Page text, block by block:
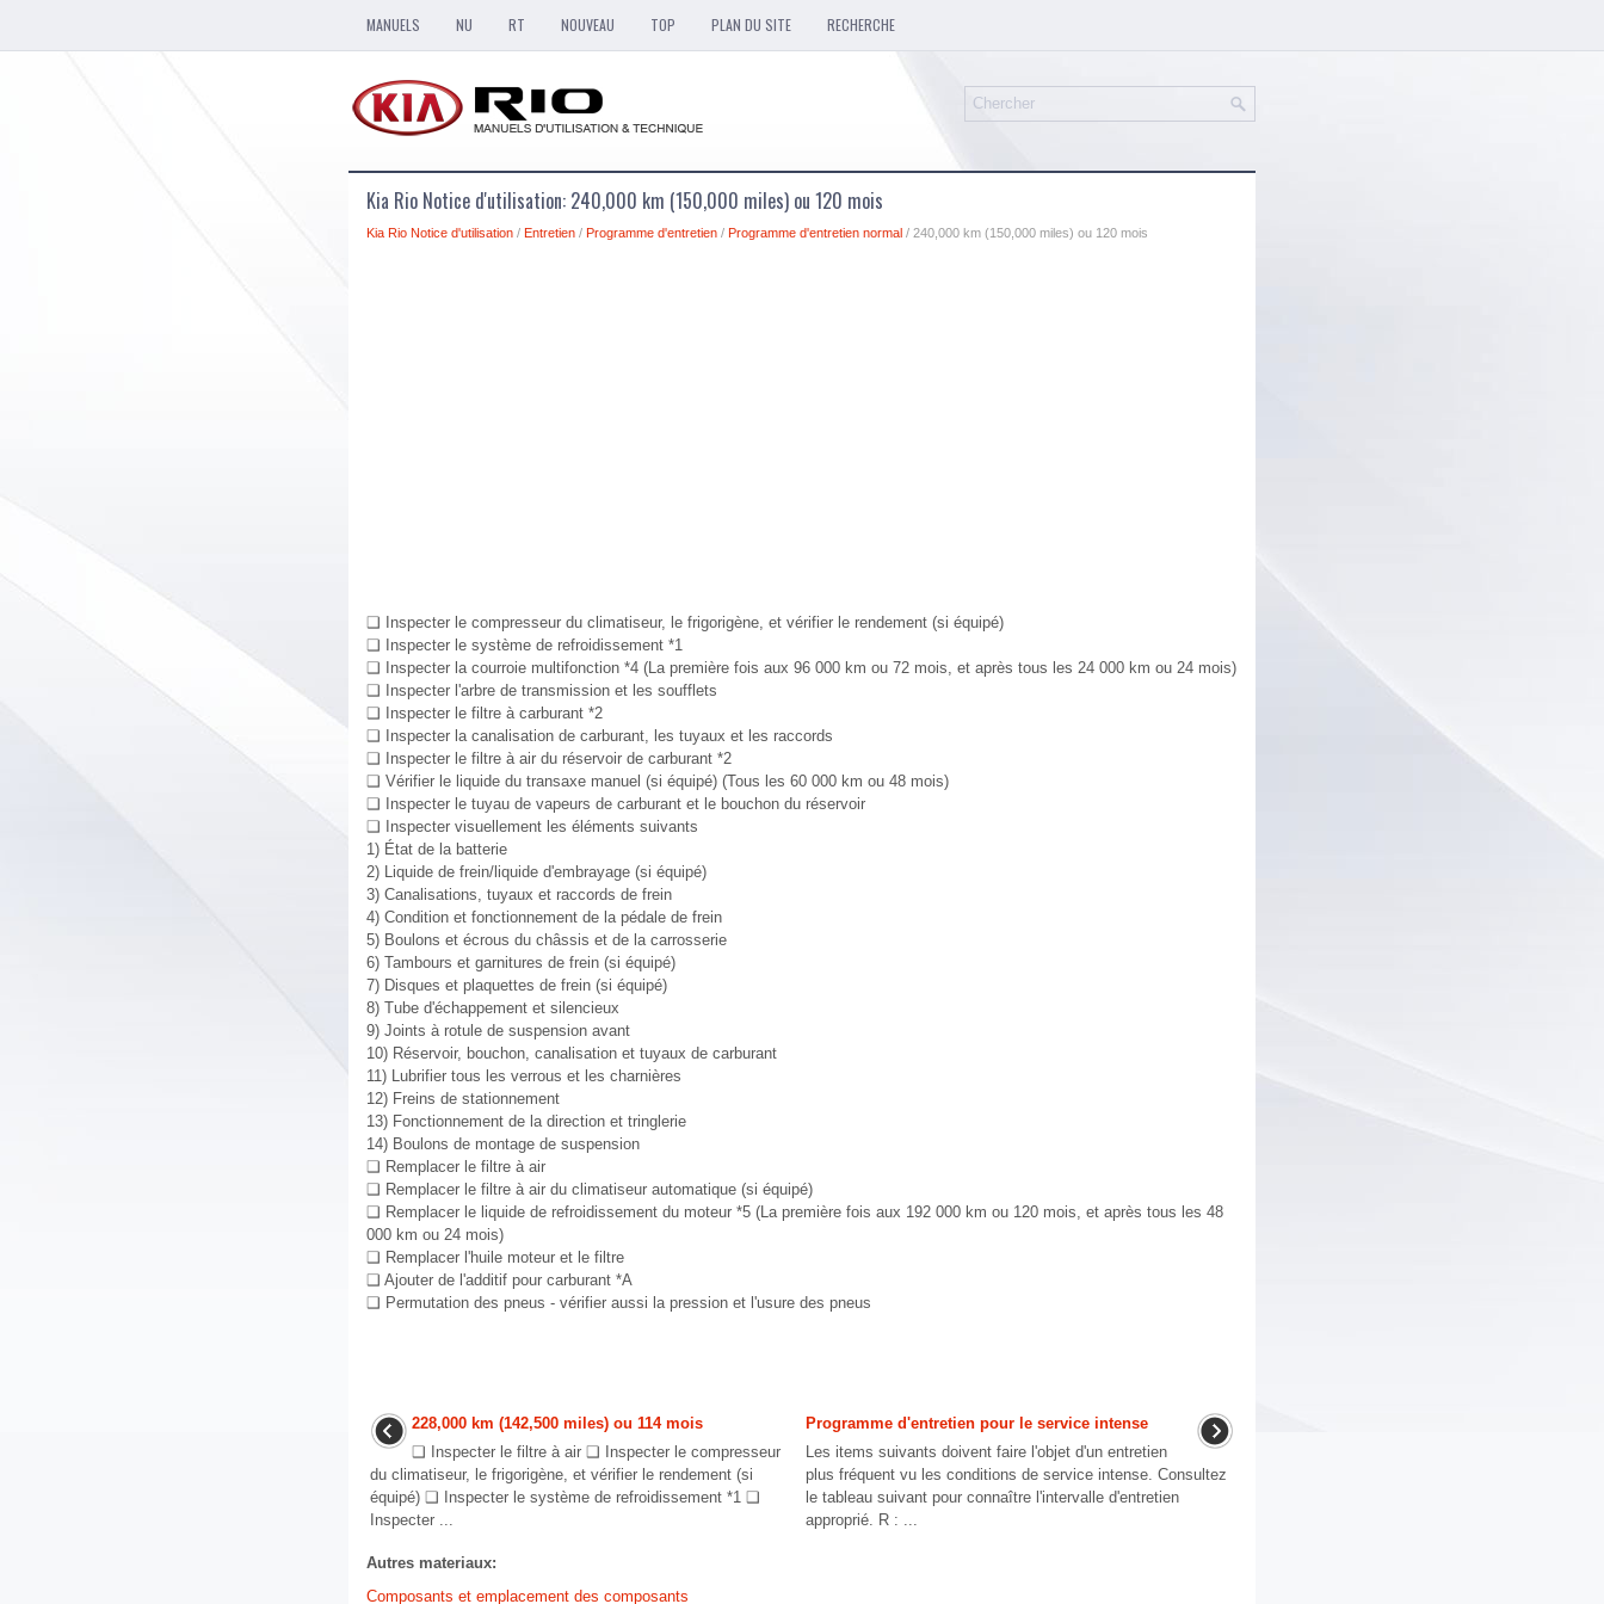
MANUELS NU RT NOUVEAU TOP PLAN DU SITE RECHERCHE
Kia Rio Notice d'utilisation: 240,000 km (150,000 miles) ou 120 mois
Kia Rio Notice d'utilisation / Entretien / Programme d'entretien / Programme d'entretien normal / 240,000 km (150,000 miles) ou 120 mois
❑ Inspecter le compresseur du climatiseur, le frigorigène, et vérifier le rendement (si équipé)
❑ Inspecter le système de refroidissement *1
❑ Inspecter la courroie multifonction *4 (La première fois aux 96 000 km ou 72 mois, et après tous les 24 000 km ou 24 mois)
❑ Inspecter l'arbre de transmission et les soufflets
❑ Inspecter le filtre à carburant *2
❑ Inspecter la canalisation de carburant, les tuyaux et les raccords
❑ Inspecter le filtre à air du réservoir de carburant *2
❑ Vérifier le liquide du transaxe manuel (si équipé) (Tous les 60 000 km ou 48 mois)
❑ Inspecter le tuyau de vapeurs de carburant et le bouchon du réservoir
❑ Inspecter visuellement les éléments suivants
1) État de la batterie
2) Liquide de frein/liquide d'embrayage (si équipé)
3) Canalisations, tuyaux et raccords de frein
4) Condition et fonctionnement de la pédale de frein
5) Boulons et écrous du châssis et de la carrosserie
6) Tambours et garnitures de frein (si équipé)
7) Disques et plaquettes de frein (si équipé)
8) Tube d'échappement et silencieux
9) Joints à rotule de suspension avant
10) Réservoir, bouchon, canalisation et tuyaux de carburant
11) Lubrifier tous les verrous et les charnières
12) Freins de stationnement
13) Fonctionnement de la direction et tringlerie
14) Boulons de montage de suspension
❑ Remplacer le filtre à air
❑ Remplacer le filtre à air du climatiseur automatique (si équipé)
❑ Remplacer le liquide de refroidissement du moteur *5 (La première fois aux 192 000 km ou 120 mois, et après tous les 48
000 km ou 24 mois)
❑ Remplacer l'huile moteur et le filtre
❑ Ajouter de l'additif pour carburant *A
❑ Permutation des pneus - vérifier aussi la pression et l'usure des pneus
228,000 km (142,500 miles) ou 114 mois
❑ Inspecter le filtre à air ❑ Inspecter le compresseur
du climatiseur, le frigorigène, et vérifier le rendement (si
équipé) ❑ Inspecter le système de refroidissement *1 ❑
Inspecter ...
Programme d'entretien pour le service intense
Les items suivants doivent faire l'objet d'un entretien
plus fréquent vu les conditions de service intense. Consultez
le tableau suivant pour connaître l'intervalle d'entretien
approprié. R : ...
Autres materiaux:
Composants et emplacement des composants